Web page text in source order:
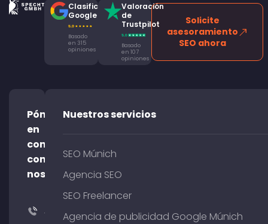
Clasificación
Google
Basado
en 315
opiniones
Valoración
de
Trustpilot
Basado
en 107
opiniones
Solicite
asesoramiento
SEO ahora
Póngase
en
contacto
con
nosotros
+49
Nuestros servicios
SEO Múnich
Agencia SEO
SEO Freelancer
Agencia de publicidad Google Múnich